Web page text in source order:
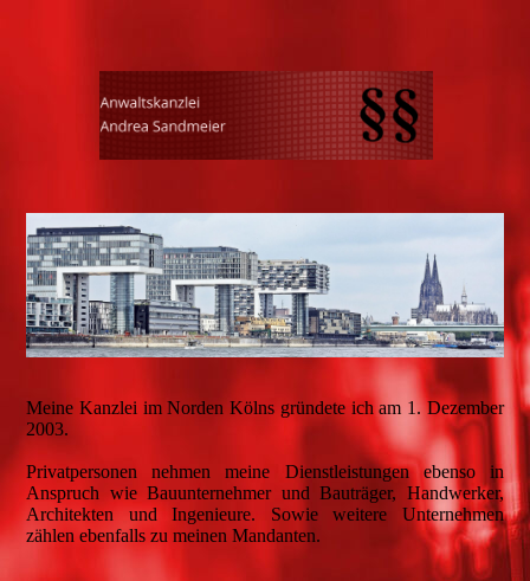
Meine Kanzlei im Norden Kölns gründete ich am 1. Dezember
2003.
Privatpersonen nehmen meine Dienstleistungen ebenso in
Anspruch wie Bauunternehmer und Bauträger, Handwerker,
Architekten und Ingenieure. Sowie weitere Unternehmen
zählen ebenfalls zu meinen Mandanten.